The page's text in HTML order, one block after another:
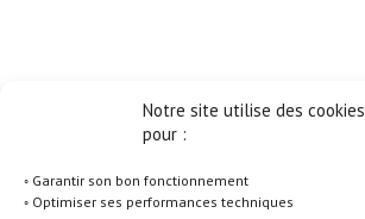
Notre site utilise des cookies
pour :
◦ Garantir son bon fonctionnement
◦ Optimiser ses performances techniques